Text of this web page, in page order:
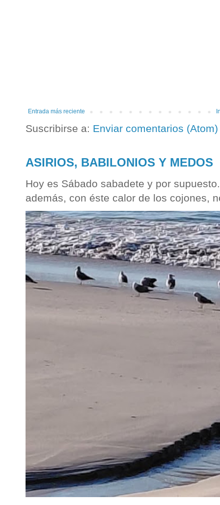
Entrada más reciente
Suscribirse a: Enviar comentarios (Atom)
ASIRIOS, BABILONIOS Y MEDOS
Hoy es Sábado sabadete y por
además, con éste calor de los cojones,